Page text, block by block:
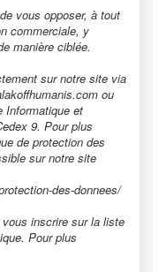
vous opposer, à tout
commerciale, y
manière ciblée.
sur notre site via
ou
Informatique et
9. Pour plus
de protection des
sur notre site
des-donnees/
inscrire sur la liste
Pour plus